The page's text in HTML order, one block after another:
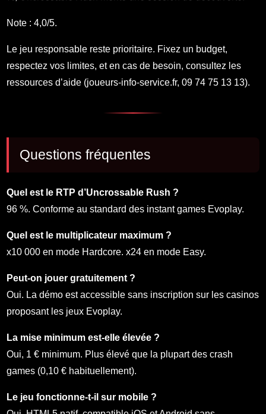
Note : 4,0/5.
Le jeu responsable reste prioritaire. Fixez un budget,
respectez vos limites, et en cas de besoin, consultez les
ressources d’aide (joueurs-info-service.fr, 09 74 75 13 13).
Questions fréquentes
Quel est le RTP d’Uncrossable Rush ?
96 %. Conforme au standard des instant games Evoplay.
Quel est le multiplicateur maximum ?
x10 000 en mode Hardcore. x24 en mode Easy.
Peut-on jouer gratuitement ?
Oui. La démo est accessible sans inscription sur les casinos
proposant les jeux Evoplay.
La mise minimum est-elle élevée ?
Oui, 1 € minimum. Plus élevé que la plupart des crash
games (0,10 € habituellement).
Le jeu fonctionne-t-il sur mobile ?